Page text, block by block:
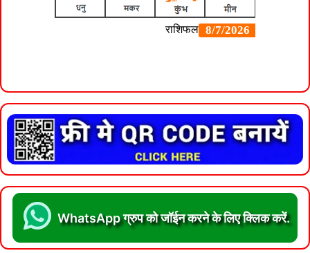
WhatsApp ग्रुप को जॉईन करने के लिए क्लिक करें.